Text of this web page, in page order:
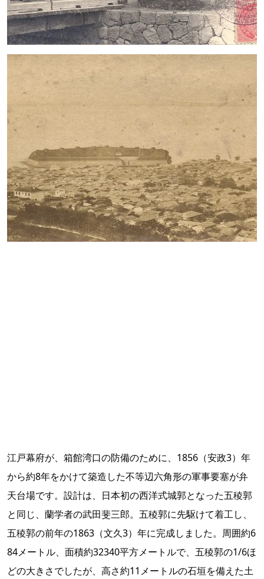
江戸幕府が、箱館湾口の防備のために、1856（安政3）年
から約8年をかけて築造した不等辺六角形の軍事要塞が弁
天台場です。設計は、日本初の西洋式城郭となった五稜郭
と同じ、蘭学者の武田斐三郎。五稜郭に先駆けて着工し、
五稜郭の前年の1863（文久3）年に完成しました。周囲約6
84メートル、面積約32340平方メートルで、五稜郭の1/6ほ
どの大きさでしたが、高さ約11メートルの石垣を備えた土